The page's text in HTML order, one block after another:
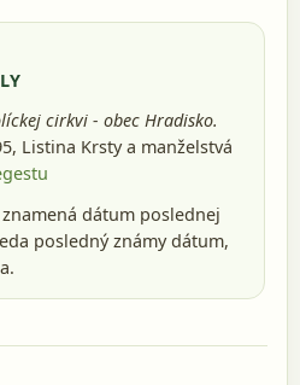
cirkvi - obec Hradisko.
, Listina Krsty a manželstvá
dátum poslednej
posledný známy dátum,